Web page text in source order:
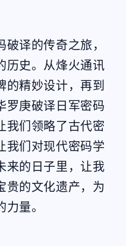
译的传奇之旅，
历史。从烽火通讯
的精妙设计，再到
罗庚破译日军密码
我们领略了古代密
我们对现代密码学
来的日子里，让我
贵的文化遗产，为
量。